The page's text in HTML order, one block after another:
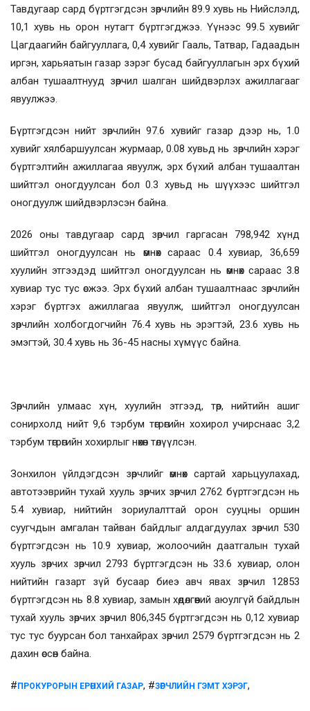
Тавдугаар сард бүртгэгдсэн зөрчлийн 89.9 хувь нь Нийслэлд,
10,1 хувь нь орон нутагт бүртгэгджээ. Үүнээс 99.5 хувийг
Цагдаагийн байгууллага, 0,4 хувийг Гааль, Татвар, Гадаадын
иргэн, харьяатын газар зэрэг бусад байгууллагын эрх бүхий
албан тушаалтнууд зөрчил шалган шийдвэрлэх ажиллагааг
явуулжээ.
Бүртгэгдсэн нийт зөрчлийн 97.6 хувийг газар дээр нь, 1.0
хувийг хялбаршуулсан журмаар, 0.08 хувьд нь зөрчлийн хэрэг
бүртгэлтийн ажиллагаа явуулж, эрх бүхий албан тушаалтан
шийтгэл оногдуулсан бол 0.3 хувьд нь шүүхээс шийтгэл
оногдуулж шийдвэрлэсэн байна.
2026 оны тавдугаар сард зөрчил гаргасан 798,942 хүнд
шийтгэл оногдуулсан нь өмнөх сараас 0.4 хувиар, 36,659
хуулийн этгээдэд шийтгэл оногдуулсан нь өмнөх сараас 3.8
хувиар тус тус өсжээ. Эрх бүхий албан тушаалтнаас зөрчлийн
хэрэг бүртгэх ажиллагаа явуулж, шийтгэл оногдуулсан
зөрчлийн холбогдогчийн 76.4 хувь нь эрэгтэй, 23.6 хувь нь
эмэгтэй, 30.4 хувь нь 36-45 насны хүмүүс байна.
Зөрчлийн улмаас хүн, хуулийн этгээд, төр, нийтийн ашиг
сонирхолд нийт 9,6 тэрбум төгрөгийн хохирол учирснаас 3,2
тэрбум төгрөгийн хохирлыг нөхөн төлүүлсэн.
Зонхилон үйлдэгдсэн зөрчлийг өмнөх сартай харьцуулахад,
автотээврийн тухай хууль зөрчих зөрчил 2762 бүртгэгдсэн нь
5.4 хувиар, нийтийн зориулалттай орон сууцны оршин
суугчдын амгалан тайван байдлыг алдагдуулах зөрчил 530
бүртгэгдсэн нь 10.9 хувиар, жолоочийн даатгалын тухай
хууль зөрчих зөрчил 2793 бүртгэгдсэн нь 33.6 хувиар, олон
нийтийн газарт зүй бусаар биеэ авч явах зөрчил 12853
бүртгэгдсэн нь 8.8 хувиар, замын хөдөлгөөний аюулгүй байдлын
тухай хууль зөрчих зөрчил 806,345 бүртгэгдсэн нь 0,12 хувиар
тус тус буурсан бол танхайрах зөрчил 2579 бүртгэгдсэн нь 2
дахин өссөн байна.
# ПРОКУРОРЫН ЕРӨНХИЙ ГАЗАР, #ЗӨРЧЛИЙН ГЭМТ ХЭРЭГ,